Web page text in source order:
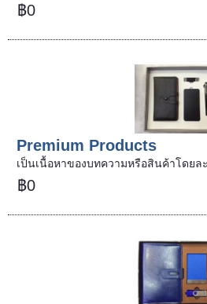
฿0
Premium Products
เป็นเนื้อหาของบทความหรือสินค้าโดยล
฿0